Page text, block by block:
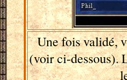
Une fois validé,
(voir ci-dessous).